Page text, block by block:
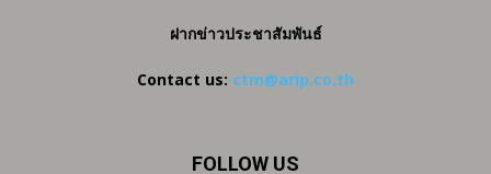
ฝากข่าวประชาสัมพันธ์
Contact us: ctm@arip.co.th
FOLLOW US